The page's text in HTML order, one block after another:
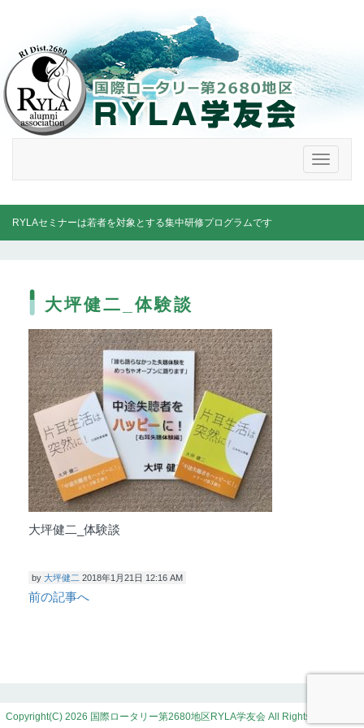
メ
ニ
RYLAセミナーは若者を対象とする集中研修プログラムです
大坪健二_体験談
大坪健二_体験談
by 大坪健二 2018年1月21日 12:16 AM
前の記事へ
Copyright(C) 2026 国際ロータリー第2680地区RYLA学友会 All Rights Reserved.